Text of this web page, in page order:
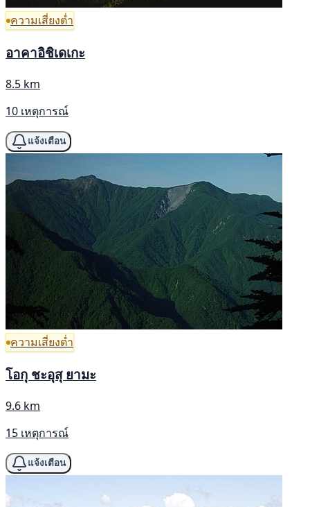
ความเสี่ยงต่ำ
อาคาอิชิเดเกะ
8.5 km
10 เหตุการณ์
แจ้งเตือน
ความเสี่ยงต่ำ
โอกุ ชะอุสุ ยามะ
9.6 km
15 เหตุการณ์
แจ้งเตือน